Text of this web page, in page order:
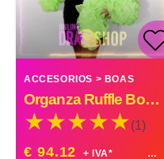
ACCESORIOS > BOAS
Organza Ruffle Boa Drag Queen Vegas Diva Custom Made
(1)
€ 94.12 + IVA*